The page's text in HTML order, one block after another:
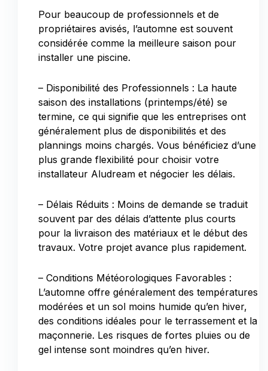
Pour beaucoup de professionnels et de
propriétaires avisés, l’automne est souvent
considérée comme la meilleure saison pour
installer une piscine.
– Disponibilité des Professionnels : La haute
saison des installations (printemps/été) se
termine, ce qui signifie que les entreprises ont
généralement plus de disponibilités et des
plannings moins chargés. Vous bénéficiez d’une
plus grande flexibilité pour choisir votre
installateur Aludream et négocier les délais.
– Délais Réduits : Moins de demande se traduit
souvent par des délais d’attente plus courts
pour la livraison des matériaux et le début des
travaux. Votre projet avance plus rapidement.
– Conditions Météorologiques Favorables :
L’automne offre généralement des températures
modérées et un sol moins humide qu’en hiver,
des conditions idéales pour le terrassement et la
maçonnerie. Les risques de fortes pluies ou de
gel intense sont moindres qu’en hiver.